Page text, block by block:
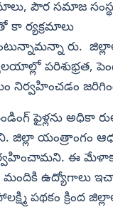
పౌర సమాజ
ర్యక్రమాలు
రు.
పరిశుభ్రత,
నిర్వహించడం
ఫైళ్లను అధికా
జిల్లా యంత్రాంగం
ఈ
మందికి ఉద్యోగాలు
పథకం క్రింద